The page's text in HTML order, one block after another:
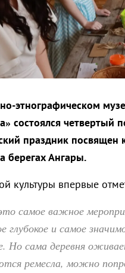
этнографическом
состоялся четвертый
праздник посвящен
берегах Ангары.
культуры впервые
самое важное
глубокое и самое
Но сама деревня
ремесла, можно